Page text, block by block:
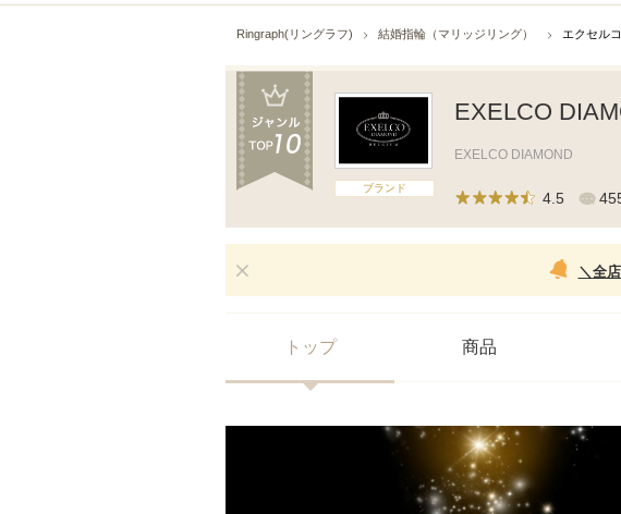
Ringraph(リングラフ) 結婚指輪（マリッジリング） エクセル
ブランド
EXELCO
EXELCO DIAMOND
4.5
＼全
トップ 商品